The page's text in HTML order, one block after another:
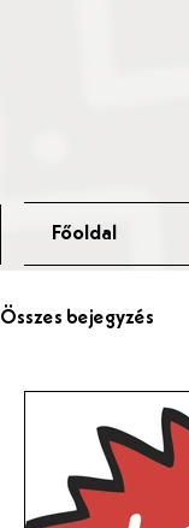
Főoldal
Összes bejegyzés